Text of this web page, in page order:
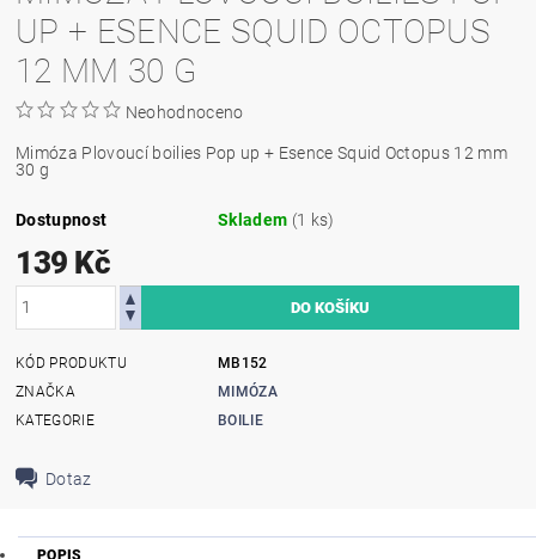
UP + ESENCE SQUID OCTOPUS
12 MM 30 G
Neohodnoceno
Mimóza Plovoucí boilies Pop up + Esence Squid Octopus 12 mm
30 g
Dostupnost Skladem (1 ks)
139 Kč
KÓD PRODUKTU
MB152
ZNAČKA
MIMÓZA
KATEGORIE
BOILIE
Dotaz